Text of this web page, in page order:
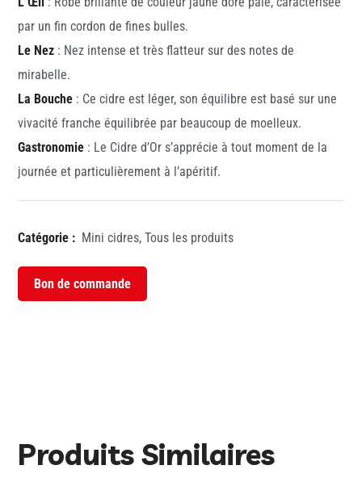
par un fin cordon de fines bulles.
Le Nez : Nez intense et très flatteur sur des notes de
mirabelle.
La Bouche : Ce cidre est léger, son équilibre est basé sur une
vivacité franche équilibrée par beaucoup de moelleux.
Gastronomie : Le Cidre d’Or s’apprécie à tout moment de la
journée et particulièrement à l’apéritif.
Catégorie : Mini cidres,Tous les produits
Bon de commande
Produits Similaires